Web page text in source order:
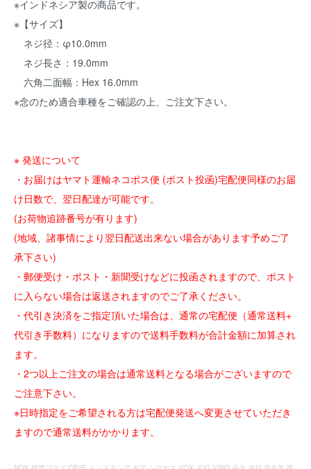
※インドネシア製の商品です。
※【サイズ】
ネジ径：φ10.0mm
ネジ長さ：19.0mm
六角二面幅：Hex 16.0mm
※念のため適合車種をご確認の上、ご注文下さい。
※ 発送について
・お届けはヤマト運輸ネコポス便 (ポスト投函)宅配便同様のお届
け日数で、翌日配達が可能です。
(お荷物追跡番号が有ります)
(地域、諸事情により翌日配送出来ない場合があります予めご了
承下さい)
・郵便受け・ポスト・新聞受けなどに投函されますので、ポスト
に入らない場合は返送されますのでご了承ください。
・代引き決済をご指定頂いた場合は、通常の宅配便（通常送料+
代引き手数料）になりますので送料手数料が合計金額に加算され
ます。
・2つ以上ご注文の場合は通常送料となる場合がございますので
ご注意下さい。
※日時指定をご希望される方は宅配便発送へ変更させていただき
ますので通常送料がかかります。